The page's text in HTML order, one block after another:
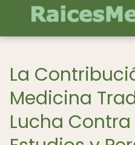
La
Medicina
Lucha